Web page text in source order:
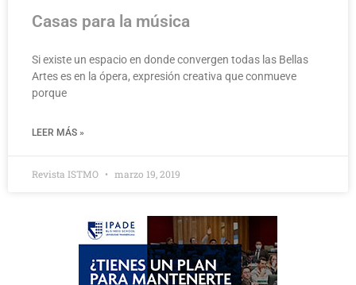
Casas para la música
Si existe un espacio en donde convergen todas las Bellas
Artes es en la ópera, expresión creativa que conmueve
porque
LEER MÁS »
Revista ISTMO marzo 19, 2019